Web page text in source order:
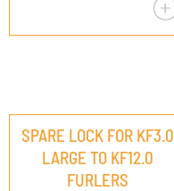
SPARE LOCK FOR KF3.0
LARGE TO KF12.0
FURLERS